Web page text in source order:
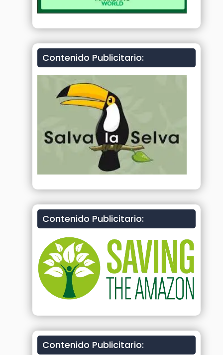
Contenido Publicitario:
Contenido Publicitario:
Contenido Publicitario: